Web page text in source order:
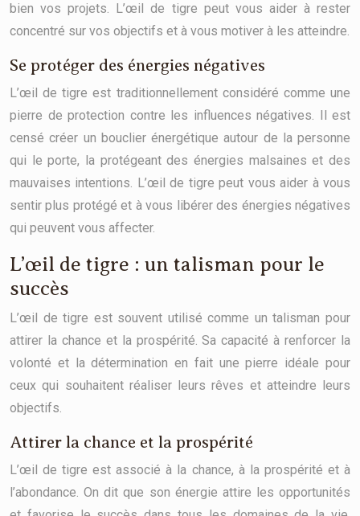
bien vos projets. L’œil de tigre peut vous aider à rester
concentré sur vos objectifs et à vous motiver à les atteindre.
Se protéger des énergies négatives
L’œil de tigre est traditionnellement considéré comme une
pierre de protection contre les influences négatives. Il est
censé créer un bouclier énergétique autour de la personne
qui le porte, la protégeant des énergies malsaines et des
mauvaises intentions. L’œil de tigre peut vous aider à vous
sentir plus protégé et à vous libérer des énergies négatives
qui peuvent vous affecter.
L’œil de tigre : un talisman pour le
succès
L’œil de tigre est souvent utilisé comme un talisman pour
attirer la chance et la prospérité. Sa capacité à renforcer la
volonté et la détermination en fait une pierre idéale pour
ceux qui souhaitent réaliser leurs rêves et atteindre leurs
objectifs.
Attirer la chance et la prospérité
L’œil de tigre est associé à la chance, à la prospérité et à
l’abondance. On dit que son énergie attire les opportunités